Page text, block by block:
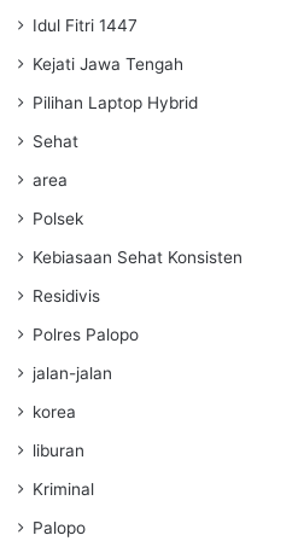
Idul Fitri 1447
Kejati Jawa Tengah
Pilihan Laptop Hybrid
Sehat
area
Polsek
Kebiasaan Sehat Konsisten
Residivis
Polres Palopo
jalan-jalan
korea
liburan
Kriminal
Palopo